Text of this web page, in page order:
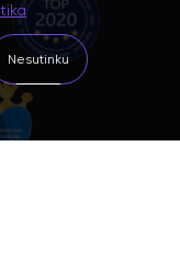
Nesutinku